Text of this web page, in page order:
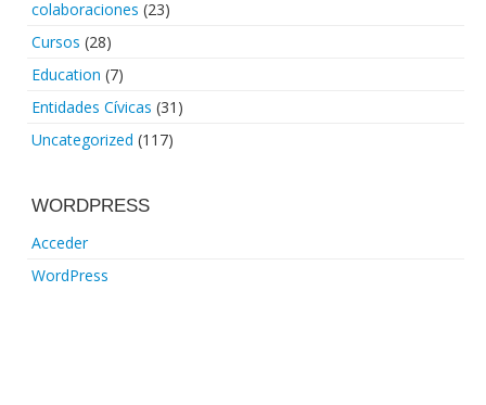
colaboraciones (23)
Cursos (28)
Education (7)
Entidades Cívicas (31)
Uncategorized (117)
WORDPRESS
Acceder
WordPress